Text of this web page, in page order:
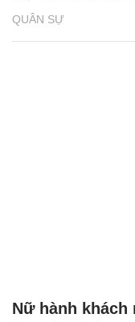
QUÂN SỰ
Nữ hành